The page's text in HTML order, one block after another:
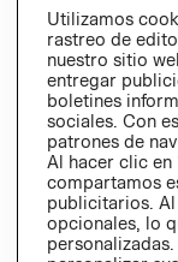
Utilizamos
rastreo de
nuestro sitio
entregar
boletines
sociales. Con
patrones de
Al hacer clic en
compartamos
publicitarios. Al
opcionales, lo